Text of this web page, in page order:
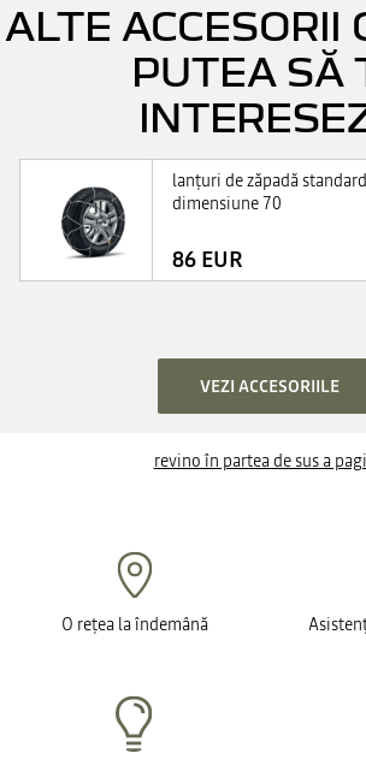
ALTE ACCESORII
PUTEA SĂ
lanţuri de zăpadă
dimensiune 70
86 EUR
VEZI ACCESORIILE
revino în partea de sus a
O rețea la îndemână